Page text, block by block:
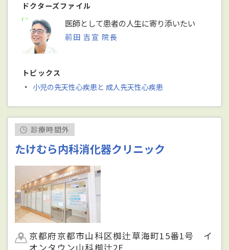
ドクターズファイル
医師として患者の人生に寄り添いたい
前田 吉宣 院長
トピックス
・ 小児の先天性心疾患と 成人先天性心疾患
診療時間外
たけむら内科消化器クリニック
京都府京都市山科区椥辻草海町15番1号 イ